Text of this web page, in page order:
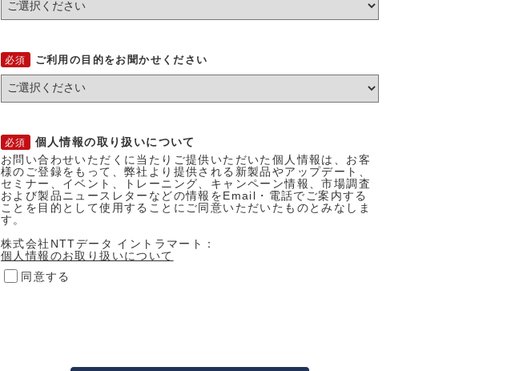
ご利用の目的をお聞かせください
個人情報の取り扱いについて
お問い合わせいただくに当たりご提供いただいた個人情報は、お客
様のご登録をもって、弊社より提供される新製品やアップデート、
セミナー、イベント、トレーニング、キャンペーン情報、市場調査
および製品ニュースレターなどの情報をEmail・電話でご案内する
ことを目的として使用することにご同意いただいたものとみなしま
す。
株式会社NTTデータ イントラマート：
個人情報のお取り扱いについて
同意する